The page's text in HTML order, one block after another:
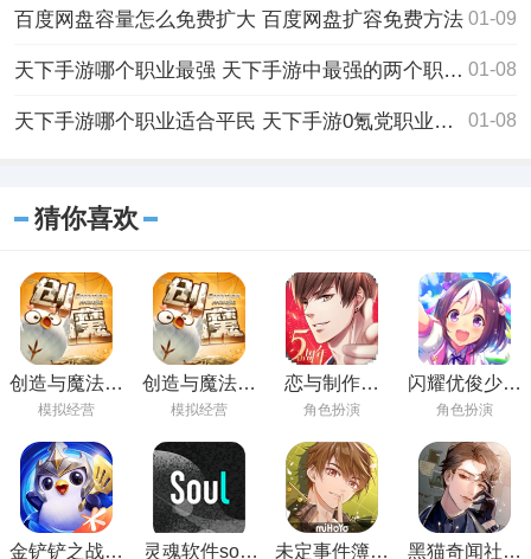
百度网盘容量怎么免费扩大 百度网盘扩容免费方法 01-09
天下手游哪个职业最强 天下手游中最强的两个职业介绍 01-08
天下手游哪个职业适合平民 天下手游0氪党职业选择推荐 01-08
猜你喜欢
创造与魔法手
游下载最新版
模拟经营
创造与魔法下
载官方版
模拟经营
恋与制作人
2023免费下载
角色扮演
闪耀优俊少女
安卓最新版下
角色扮演
金铲铲之战手 灵魂软件soul 未定事件簿最 黑猫奇闻社手